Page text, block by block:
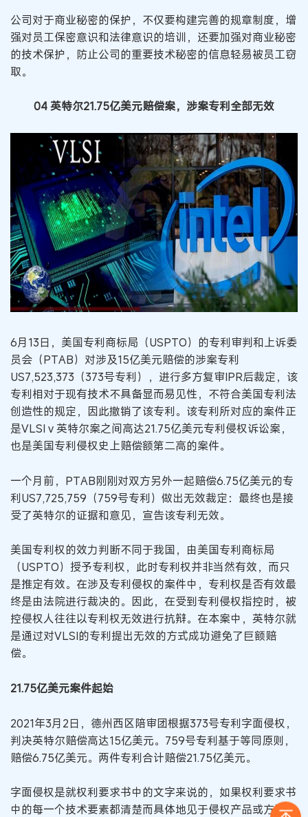
公司对于商业秘密的保护，不仅要构建完善的规章制度，增
强对员工保密意识和法律意识的培训，还要加强对商业秘密
的技术保护，防止公司的重要技术秘密的信息轻易被员工窃
取。
04 英特尔21.75亿美元赔偿案，涉案专利全部无效
6月13日，美国专利商标局（USPTO）的专利审判和上诉委
员会（PTAB）对涉及15亿美元赔偿的涉案专利
US7,523,373（373号专利），进行多方复审IPR后裁定，该
专利相对于现有技术不具备显而易见性，不符合美国专利法
创造性的规定，因此撤销了该专利。该专利所对应的案件正
是VLSI v 英特尔案之间高达21.75亿美元专利侵权诉讼案，
也是美国专利侵权史上赔偿额第二高的案件。
一个月前，PTAB刚刚对双方另外一起赔偿6.75亿美元的专
利US7,725,759（759号专利）做出无效裁定：最终也是接
受了英特尔的证据和意见，宣告该专利无效。
美国专利权的效力判断不同于我国，由美国专利商标局
（USPTO）授予专利权，此时专利权并非当然有效，而只
是推定有效。在涉及专利侵权的案件中，专利权是否有效最
终是由法院进行裁决的。因此，在受到专利侵权指控时，被
控侵权人往往以专利权无效进行抗辩。在本案中，英特尔就
是通过对VLSI的专利提出无效的方式成功避免了巨额赔
偿。
21.75亿美元案件起始
2021年3月2日，德州西区陪审团根据373号专利字面侵权，
判决英特尔赔偿高达15亿美元。759号专利基于等同原则，
赔偿6.75亿美元。两件专利合计赔偿21.75亿美元。
字面侵权是就权利要求书中的文字来说的，如果权利要求书
中的每一个技术要素都清楚而具体地见于侵权产品或方法中